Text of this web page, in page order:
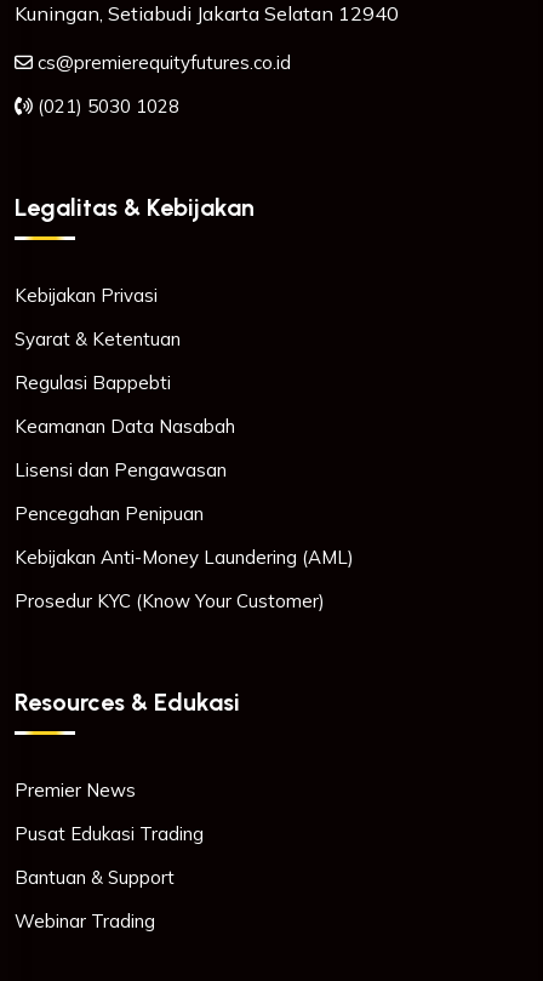
Kuningan, Setiabudi Jakarta Selatan 12940
cs@premierequityfutures.co.id
(021) 5030 1028
Legalitas & Kebijakan
Kebijakan Privasi
Syarat & Ketentuan
Regulasi Bappebti
Keamanan Data Nasabah
Lisensi dan Pengawasan
Pencegahan Penipuan
Kebijakan Anti-Money Laundering (AML)
Prosedur KYC (Know Your Customer)
Resources & Edukasi
Premier News
Pusat Edukasi Trading
Bantuan & Support
Webinar Trading